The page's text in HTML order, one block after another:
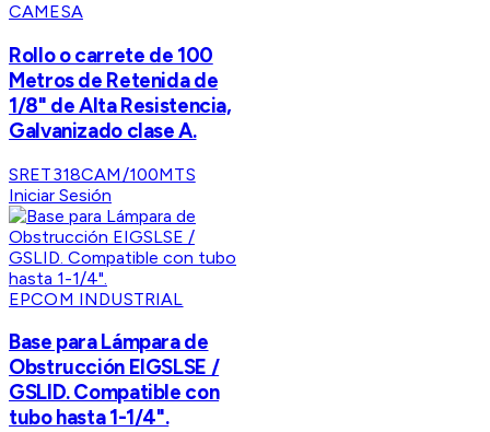
CAMESA
Rollo o carrete de 100
Metros de Retenida de
1/8" de Alta Resistencia,
Galvanizado clase A.
SRET318CAM/100MTS
Iniciar Sesión
EPCOM INDUSTRIAL
Base para Lámpara de
Obstrucción EIGSLSE /
GSLID. Compatible con
tubo hasta 1-1/4".